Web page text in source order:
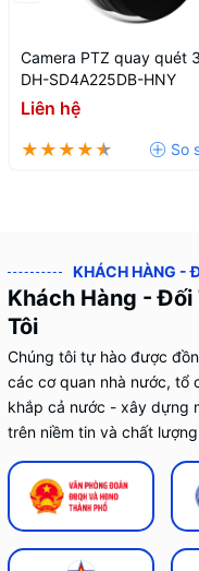
Camera PTZ quay quét
DH-SD4A225DB-HNY
Liên hệ
KHÁCH HÀNG -
Khách Hàng - Đối
Tôi
Chúng tôi tự hào được
các cơ quan nhà nước, tổ
khắp cả nước - xây dựng
trên niềm tin và chất